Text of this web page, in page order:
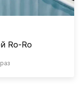
Ro-Ro